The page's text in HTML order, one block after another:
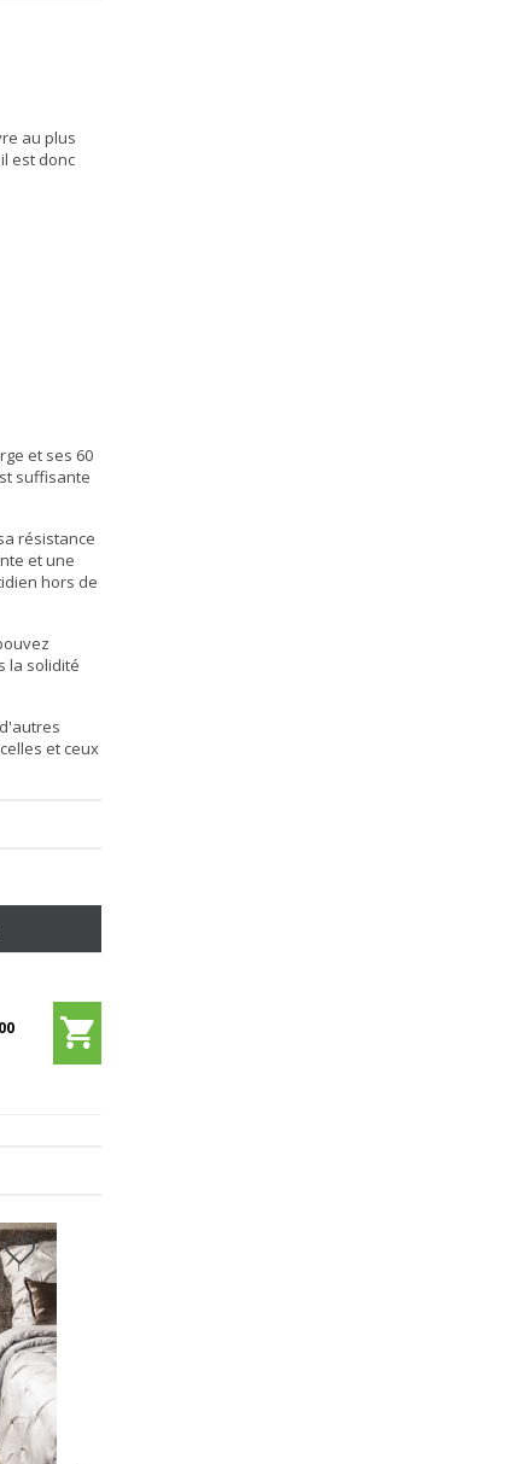
au plus
est donc
et ses 60
suffisante
résistance
et une
hors de
la solidité
et ceux
00